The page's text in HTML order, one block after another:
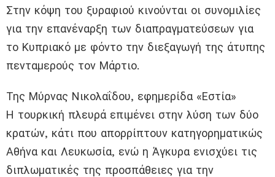
Στην κόψη του ξυραφιού κινούνται οι συνομιλίες
για την επανέναρξη των διαπραγματεύσεων για
το Κυπριακό με φόντο την διεξαγωγή της άτυπης
πενταμερούς τον Μάρτιο.
Της Μύρνας Νικολαΐδου, εφημερίδα «Εστία»
Η τουρκική πλευρά επιμένει στην λύση των δύο
κρατών, κάτι που απορρίπτουν κατηγορηματικώς
Αθήνα και Λευκωσία, ενώ η Άγκυρα ενισχύει τις
διπλωματικές της προσπάθειες για την